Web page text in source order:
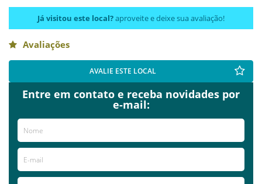
Já visitou este local?aproveite e deixe sua avaliação!
Avaliações
AVALIE ESTE LOCAL
Entre em contato e receba novidades por
e-mail: